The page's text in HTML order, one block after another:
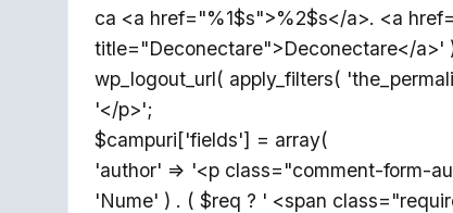
ca <a href="%1$s">%2$s</a>. <a
title="Deconectare">Deconectare</a>'
wp_logout_url( apply_filters(
'</p>';
$campuri['fields'] = array(
'author' => '<p class="comment-form-
'Nume' ) . ( $req ? ' <span